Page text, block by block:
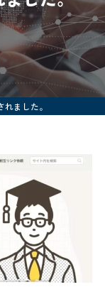
ました。